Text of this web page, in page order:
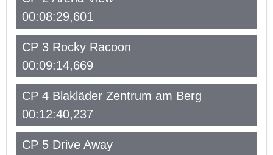
00:08:29,601
CP 3 Rocky Racoon
00:09:14,669
CP 4 Blakläder Zentrum am Berg
00:12:40,237
CP 5 Drive Away